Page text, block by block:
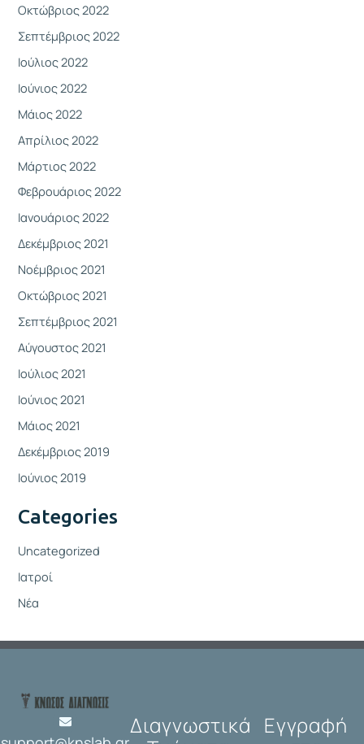
Οκτώβριος 2022
Σεπτέμβριος 2022
Ιούλιος 2022
Ιούνιος 2022
Μάιος 2022
Απρίλιος 2022
Μάρτιος 2022
Φεβρουάριος 2022
Ιανουάριος 2022
Δεκέμβριος 2021
Νοέμβριος 2021
Οκτώβριος 2021
Σεπτέμβριος 2021
Αύγουστος 2021
Ιούλιος 2021
Ιούνιος 2021
Μάιος 2021
Δεκέμβριος 2019
Ιούνιος 2019
Categories
Uncategorized
Ιατροί
Νέα
Διαγνωστικά Εγγραφή